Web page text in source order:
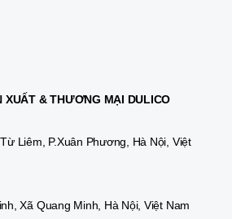
XUẤT & THƯƠNG MẠI DULICO
Liêm, P.Xuân Phương, Hà Nội, Việt
Xã Quang Minh, Hà Nội, Việt Nam